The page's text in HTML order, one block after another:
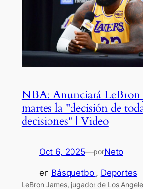
NBA: Anunciará LeBron
martes la "decisión de
decisiones" | Video
Oct 6, 2025—porNeto
en Básquetbol, Deportes
LeBron James, jugador de Los